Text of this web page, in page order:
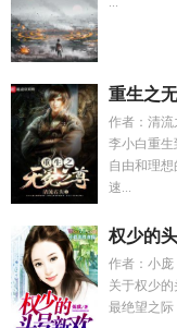
重生之
作者：清流
李小白重
自由和理
速...
权少的
作者：小庞
关于权少
最绝望之际